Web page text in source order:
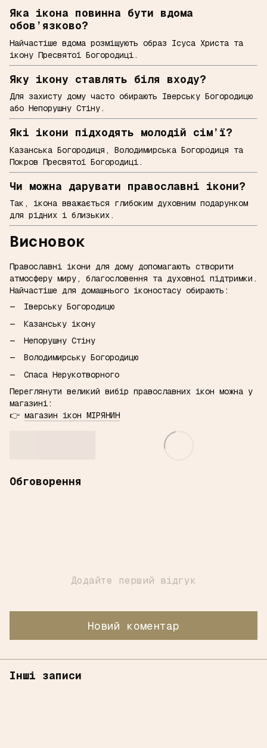
Яка ікона повинна бути вдома
обов’язково?
Найчастіше вдома розміщують образ Ісуса Христа та
ікону Пресвятої Богородиці.
Яку ікону ставлять біля входу?
Для захисту дому часто обирають Іверську Богородицю
або Непорушну Стіну.
Які ікони підходять молодій сім’ї?
Казанська Богородиця, Володимирська Богородиця та
Покров Пресвятої Богородиці.
Чи можна дарувати православні ікони?
Так, ікона вважається глибоким духовним подарунком
для рідних і близьких.
Висновок
Православні ікони для дому допомагають створити
атмосферу миру, благословення та духовної підтримки.
Найчастіше для домашнього іконостасу обирають:
Іверську Богородицю
Казанську ікону
Непорушну Стіну
Володимирську Богородицю
Спаса Нерукотворного
Переглянути великий вибір православних ікон можна у
магазині:
👉 магазин ікон МІРЯНИН
Обговорення
Додайте перший відгук
Новий коментар
Інші записи